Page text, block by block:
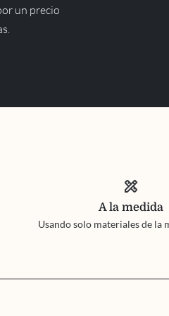
un precio
design_services
A la medida
Usando solo materiales de la